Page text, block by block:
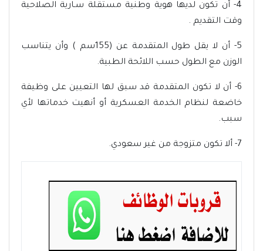
4- أن تكون لديها هوية وطنية مستقلة سـارية الصلاحية
وقت التقديم .
5- أن لا يقل طول المتقدمة عن (155سم ) وأن يتناسب
الوزن مع الطول حسب اللائحة الطبية.
6- أن لا تكون المتقدمة قد سبق لها التعيين على وظيفة
خاضعة لنظام الخدمة العسكرية أو أنهيت خدماتها لأي
سبب.
7- ألا تكون متزوجة من غير سعودي.